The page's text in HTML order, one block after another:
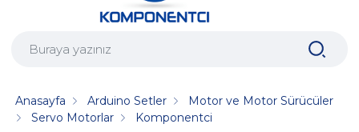
Anasayfa Arduino Setler
Motor ve Motor Sürücüler
Servo Motorlar
Komponentci